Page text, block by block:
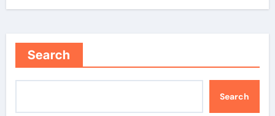
Search
Search